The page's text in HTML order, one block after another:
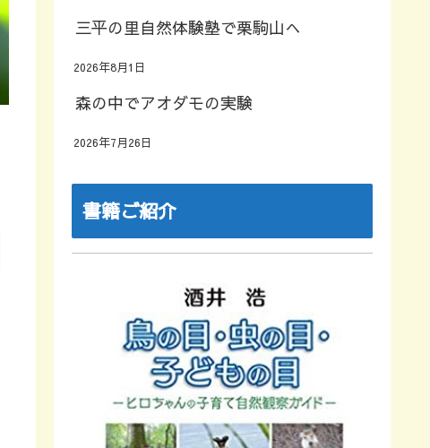
三平の里自然体験塾で栗駒山へ
2026年8月1日
森の中でアオダモの実験
2026年7月26日
書籍ご紹介